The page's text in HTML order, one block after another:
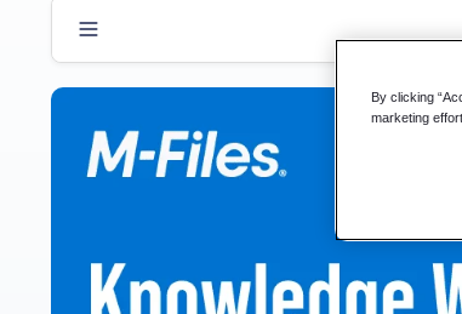
Definir el trabajo del conocimiento
¿Qué es la automatización del trabajo del
El futuro de la automatización del trabajo y
Federal Realty Gestión de documentos
By clicking
marketing